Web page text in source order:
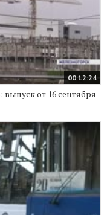
00:12:24
от 16 сентября